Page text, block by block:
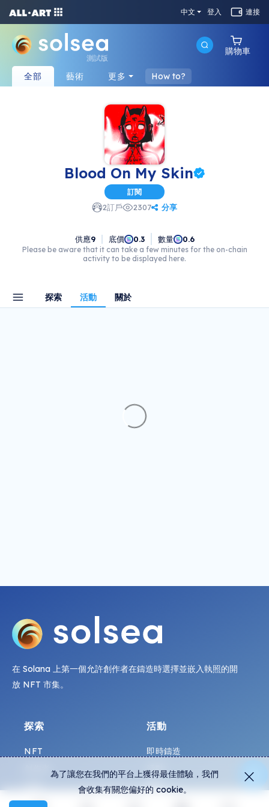
中文 登入 連接
測試版
購物車
全部 藝術 更多 How to?
Blood On My Skin
訂閱
2訂戶 2307 分享
供應9 底價 0.3 數量 0.6
Please be aware that it can take a few minutes for the on-chain
activity to be displayed here.
探索 活動 關於
在 Solana 上第一個允許創作者在鑄造時選擇並嵌入執照的開
放 NFT 市集。
探索
NFT
展覽
活動
即時鑄造
活動
圖表
為了讓您在我們的平台上獲得最佳體驗，我們
會收集有關您偏好的 cookie。